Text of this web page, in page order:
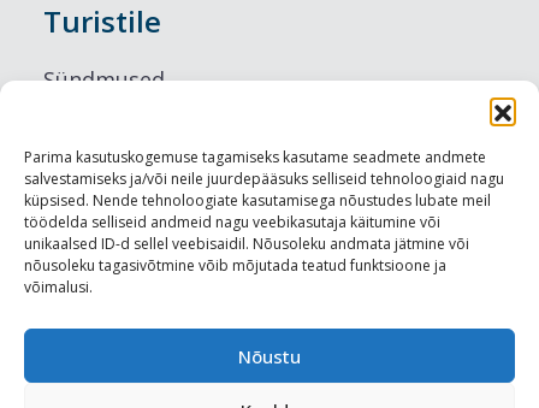
Parima kasutuskogemuse tagamiseks kasutame seadmete andmete
salvestamiseks ja/või neile juurdepääsuks selliseid tehnoloogiaid nagu
küpsised. Nende tehnoloogiate kasutamisega nõustudes lubate meil
töödelda selliseid andmeid nagu veebikasutaja käitumine või
unikaalsed ID-d sellel veebisaidil. Nõusoleku andmata jätmine või
nõusoleku tagasivõtmine võib mõjutada teatud funktsioone ja
võimalusi.
Nõustu
Turistile
Sündmused
Maitseelamused
Vaatamisväärsused
Visit Tallinn
Turismiprofessionaalile